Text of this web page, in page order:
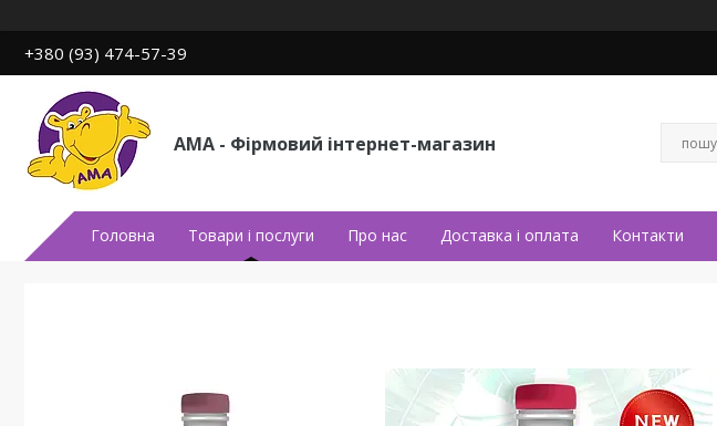
+380 (93) 474-57-39
АМА - Фірмовий інтернет-магазин
Головна Товари і послуги Про нас Доставка і оплата Контакти